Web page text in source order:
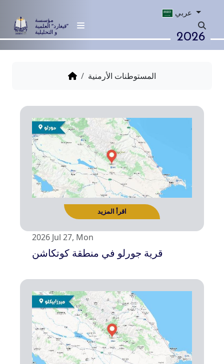
مؤسسة
”قيغارد“ العلمية
و التحليلية
عربي
2026
المستوطنات الأرمنية
2026 Jul 27, Mon
قرية جورلو في منطقة كوتكاشن